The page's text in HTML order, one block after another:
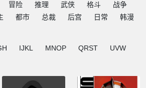
冒险 推理 武侠 格斗
战争
都市 总裁 后宫 日常
韩漫
IJKL MNOP QRST
UVW